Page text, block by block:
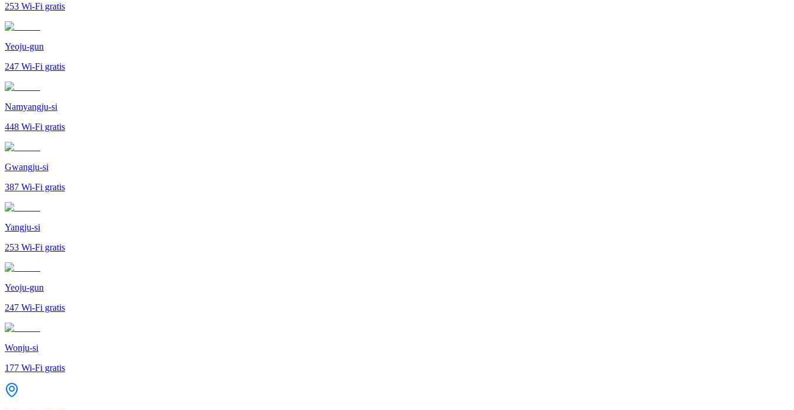
253 Wi-Fi gratis
Yeoju-gun
247 Wi-Fi gratis
Namyangju-si
448 Wi-Fi gratis
Gwangju-si
387 Wi-Fi gratis
Yangju-si
253 Wi-Fi gratis
Yeoju-gun
247 Wi-Fi gratis
Wonju-si
177 Wi-Fi gratis